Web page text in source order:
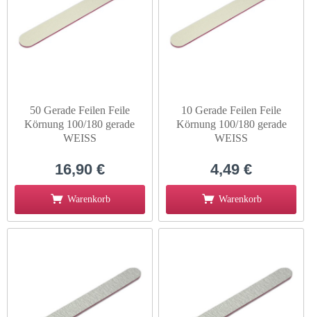
50 Gerade Feilen Feile
Körnung 100/180 gerade
WEISS
16,90 €
Warenkorb
10 Gerade Feilen Feile
Körnung 100/180 gerade
WEISS
4,49 €
Warenkorb